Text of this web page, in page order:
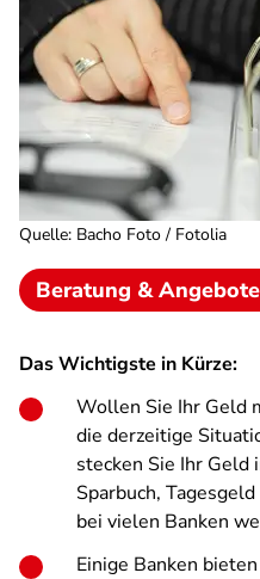
Quelle: Bacho Foto / Fotolia
Beratung & Angebote
Das Wichtigste in Kürze:
Wollen Sie Ihr Geld
die derzeitige
stecken Sie Ihr Geld
Sparbuch,
bei vielen Banken
Einige Banken